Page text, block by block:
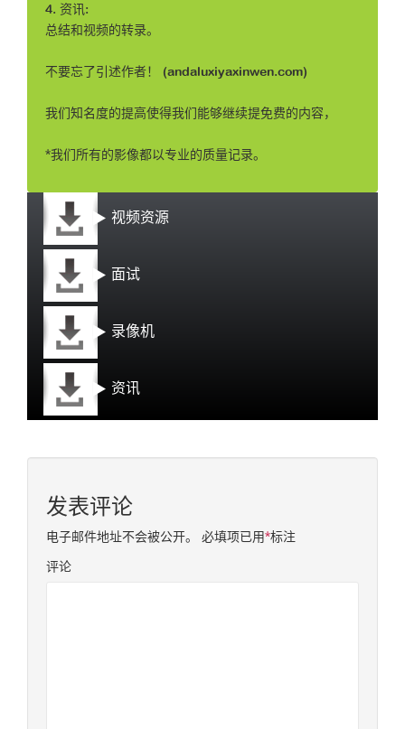
4. 资讯:
总结和视频的转录。
不要忘了引述作者！ (andaluxiyaxinwen.com)
我们知名度的提高使得我们能够继续提免费的内容，
*我们所有的影像都以专业的质量记录。
视频资源
面试
录像机
资讯
发表评论
电子邮件地址不会被公开。 必填项已用*标注
评论